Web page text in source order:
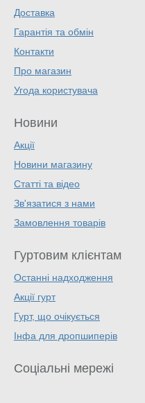
Доставка
Гарантія та обмін
Контакти
Про магазин
Угода користувача
Новини
Акції
Новини магазину
Статті та відео
Зв'язатися з нами
Замовлення товарів
Гуртовим клієнтам
Останні надходження
Акції гурт
Гурт, що очікується
Інфа для дропшиперів
Соціальні мережі